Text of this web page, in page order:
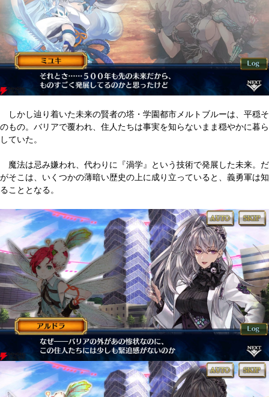
しかし辿り着いた未来の賢者の塔・学園都市メルトブルーは、平穏そ
のもの。バリアで覆われ、住人たちは事実を知らないまま穏やかに暮ら
していた。
魔法は忌み嫌われ、代わりに『渦学』という技術で発展した未来。だ
がそこは、いくつかの薄暗い歴史の上に成り立っていると、義勇軍は知
ることとなる。